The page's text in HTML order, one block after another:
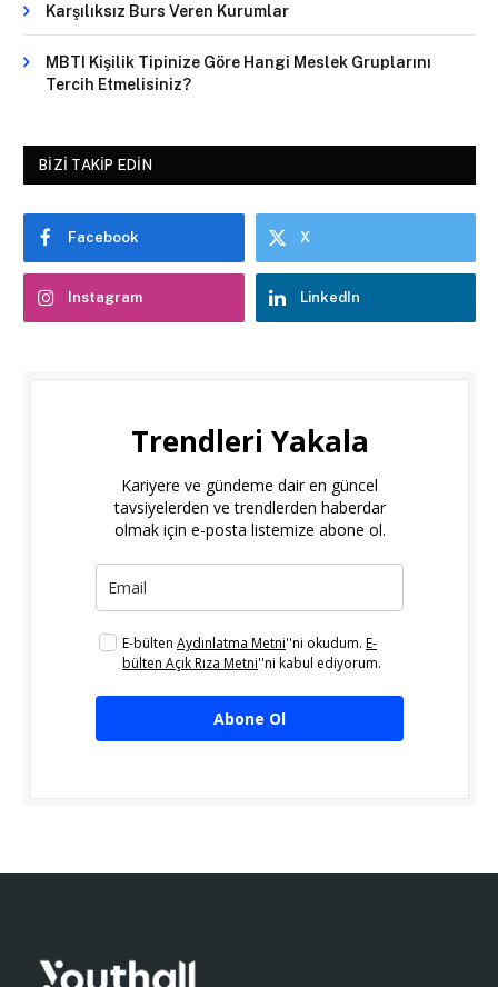
Karşılıksız Burs Veren Kurumlar
MBTI Kişilik Tipinize Göre Hangi Meslek Gruplarını
Tercih Etmelisiniz?
BIZI TAKIP EDIN
Facebook X
Instagram LinkedIn
Trendleri Yakala
Kariyere ve gündeme dair en güncel
tavsiyelerden ve trendlerden haberdar
olmak için e-posta listemize abone ol.
E-bülten Aydınlatma Metni''ni okudum. E-
bülten Açık Rıza Metni''ni kabul ediyorum.
Abone Ol